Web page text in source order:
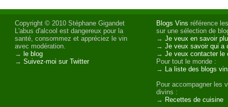
Copyright © 2010 Stéphane Gigandet
L'abus d'alcool est dangereux pour la
santé, consommez et appréciez le vin
avec modération.
→ le blog
→Suivez-moi sur Twitter
Blogs Vins référence
sur une sélection de
→Je veux en savoir
→Je veux savoir qui a
→Je veux contacter le
Pour tout le monde :
→ La liste des blogs
Pour accompagner les
divins :
→ Recettes de cuisine